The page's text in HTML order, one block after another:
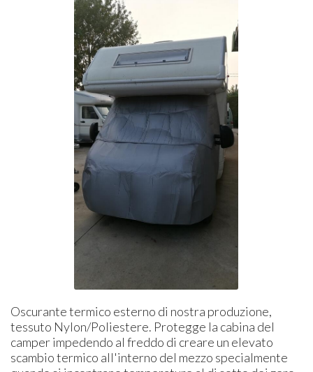
Oscurante termico esterno di nostra produzione,
tessuto Nylon/Poliestere. Protegge la cabina del
camper impedendo al freddo di creare un elevato
scambio termico all'interno del mezzo specialmente